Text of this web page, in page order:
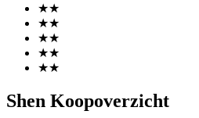
Futures met USDT als onderpand
★★
★★
★★
★★
★★
Shen Koopoverzicht